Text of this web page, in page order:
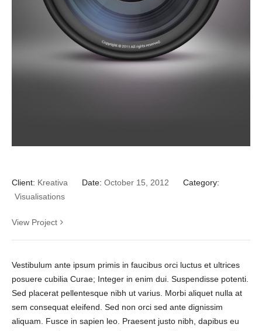
Client: Kreativa Date: October 15, 2012
Category:
Visualisations
View Project
Vestibulum ante ipsum primis in faucibus orci luctus et ultrices
posuere cubilia Curae; Integer in enim dui. Suspendisse potenti.
Sed placerat pellentesque nibh ut varius. Morbi aliquet nulla at
sem consequat eleifend. Sed non orci sed ante dignissim
aliquam. Fusce in sapien leo. Praesent justo nibh, dapibus eu